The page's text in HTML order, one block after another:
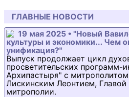
ГЛАВНЫЕ НОВОСТИ
19 мая 2025 • "Новый
культуры и экономики... Чем
унификация?"
Выпуск продолжает цикл
просветительских программ-
Архипастыря" с
Лискинским Леонтием,
митрополии.